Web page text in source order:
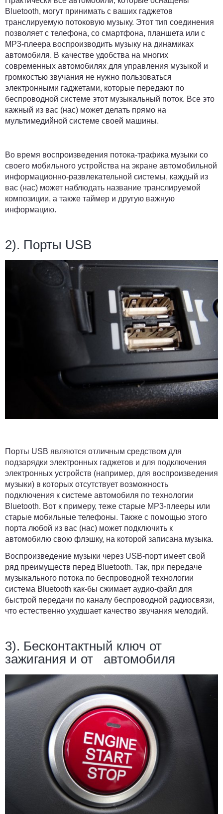
Bluetooth, могут принимать с ваших гаджетов
транслируемую потоковую музыку. Этот тип соединения
позволяет с телефона, со смартфона, планшета или с
МР3-плеера воспроизводить музыку на динамиках
автомобиля. В качестве удобства на многих
современных автомобилях для управления музыкой и
громкостью звучания не нужно пользоваться
электронными гаджетами, которые передают по
беспроводной системе этот музыкальный поток. Все это
кажный из вас (нас) может делать прямо на
мультимедийной системе своей машины.
Во время воспроизведения потока-трафика музыки со
своего мобильного устройства на экране автомобильной
информационно-развлекательной системы, каждый из
вас (нас) может наблюдать название транслируемой
композиции, а также таймер и другую важную
информацию.
2). Порты USB
Порты USB являются отличным средством для
подзарядки электронных гаджетов и для подключения
электронных устройств (например, для воспроизведения
музыки) в которых отсутствует возможность
подключения к системе автомобиля по технологии
Bluetooth. Вот к примеру, теже старые МР3-плееры или
старые мобильные телефоны. Также с помощью этого
порта любой из вас (нас) может подключить к
автомобилю свою флэшку, на которой записана музыка.
Воспроизведение музыки через USB-порт имеет свой
ряд преимуществ перед Bluetooth. Так, при передаче
музыкального потока по беспроводной технологии
система Bluetooth как-бы сжимает аудио-файл для
быстрой передачи по каналу беспроводной радиосвязи,
что естественно ухудшает качество звучания мелодий.
3). Бесконтактный ключ от
зажигания и от автомобиля